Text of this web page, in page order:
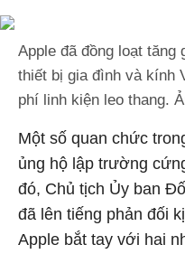
Apple đã đồng loạt tăng
thiết bị gia đình và kính
phí linh kiện leo thang.
Một số quan chức
ủng hộ lập trường
đó, Chủ tịch Ủy ban
đã lên tiếng phản đối
Apple bắt tay với hai